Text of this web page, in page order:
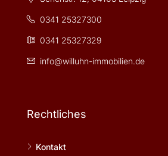
0341 25327300
0341 25327329
info@willuhn-immobilien.de
Rechtliches
Kontakt